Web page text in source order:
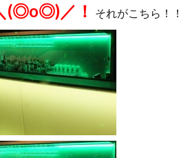
(◎o◎)／！
それがこちら！！